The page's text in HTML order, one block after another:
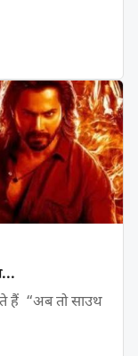
हैं “अब तो साउथ